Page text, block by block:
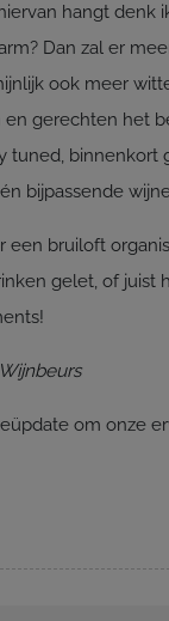
hangt denk
Dan zal er
ook meer
gerechten het
tuned, binnenkort
bijpassende
een bruiloft
gelet, of juist
om onze